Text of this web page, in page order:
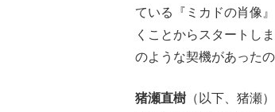
ている『ミカドの肖像
くことからスタートし
のような契機があったの
猪瀬直樹 （以下、猪瀬